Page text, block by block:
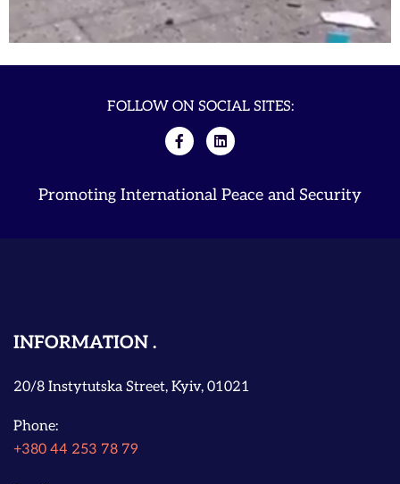
FOLLOW ON SOCIAL SITES:
Promoting International Peace and Security
INFORMATION
20/8 Instytutska Street, Kyiv, 01021
Phone:
+380 44 253 78 79